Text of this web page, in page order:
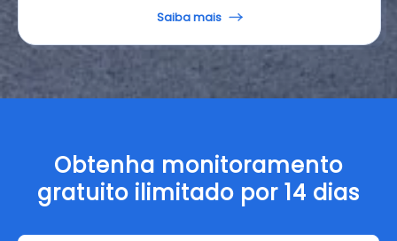
Saiba mais
Obtenha monitoramento
gratuito ilimitado por 14 dias